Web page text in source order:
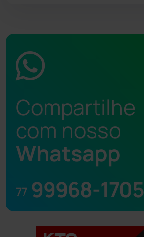
Compartilhe
com nosso
Whatsapp
77 99968-1705